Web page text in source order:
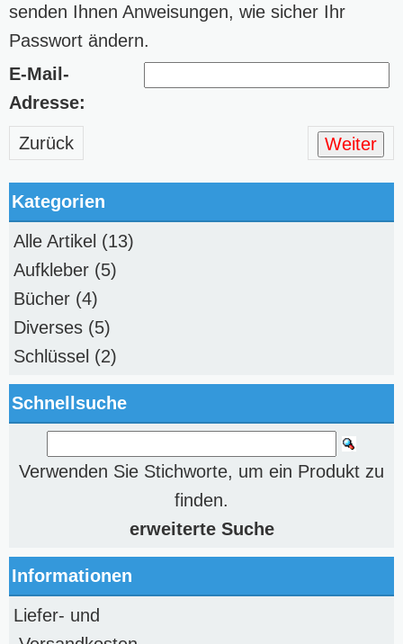
senden Ihnen Anweisungen, wie sicher Ihr
Passwort ändern.
E-Mail-
Adresse:
Weiter
Zurück
Kategorien
Alle Artikel (13)
Aufkleber (5)
Bücher (4)
Diverses (5)
Schlüssel (2)
Schnellsuche
Verwenden Sie Stichworte, um ein Produkt zu
finden.
erweiterte Suche
Informationen
Liefer- und